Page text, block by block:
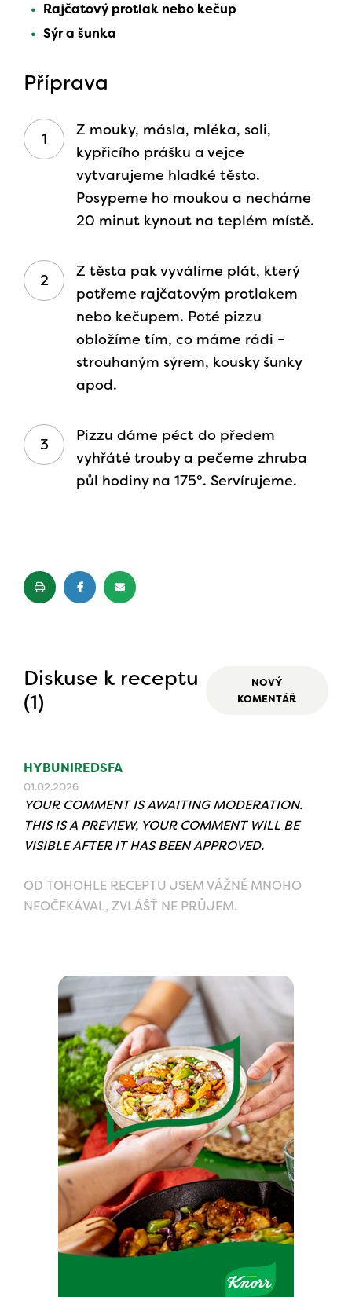
Rajčatový protlak nebo kečup
Sýr a šunka
Příprava
Z mouky, másla, mléka, soli,
kypřicího prášku a vejce
vytvarujeme hladké těsto.
Posypeme ho moukou a necháme
20 minut kynout na teplém místě.
Z těsta pak vyválíme plát, který
potřeme rajčatovým protlakem
nebo kečupem. Poté pizzu
obložíme tím, co máme rádi –
strouhaným sýrem, kousky šunky
apod.
Pizzu dáme péct do předem
vyhřáté trouby a pečeme zhruba
půl hodiny na 175°. Servírujeme.
Diskuse k receptu
(1)
NOVÝ
KOMENTÁŘ
HYBUNIREDSFA
01.02.2026
YOUR COMMENT IS AWAITING MODERATION.
THIS IS A PREVIEW, YOUR COMMENT WILL BE
VISIBLE AFTER IT HAS BEEN APPROVED.
OD TOHOHLE RECEPTU JSEM VÁŽNĚ MNOHO
NEOČEKÁVAL, ZVLÁŠŤ NE PRŮJEM.